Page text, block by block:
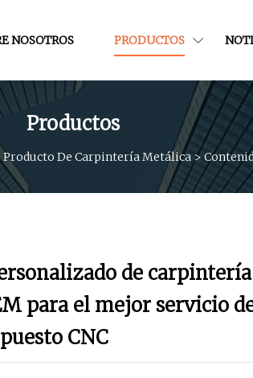
NOSOTROS PRODUCTOS
Productos
Producto De Carpintería Metálica >
de carpintería
para el mejor servicio
CNC